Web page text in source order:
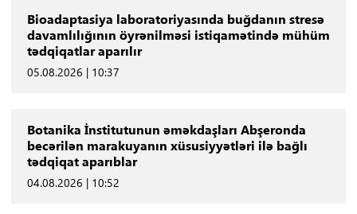
Bioadaptasiya laboratoriyasında buğdanın stresə
davamlılığının öyrənilməsi istiqamətində mühüm
tədqiqatlar aparılır
05.08.2026 | 10:37
Botanika İnstitutunun əməkdaşları Abşeronda
becərilən marakuyanın xüsusiyyətləri ilə bağlı
tədqiqat aparıblar
04.08.2026 | 10:52